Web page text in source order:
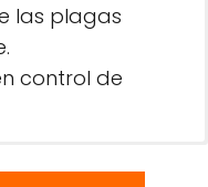
las plagas
control de